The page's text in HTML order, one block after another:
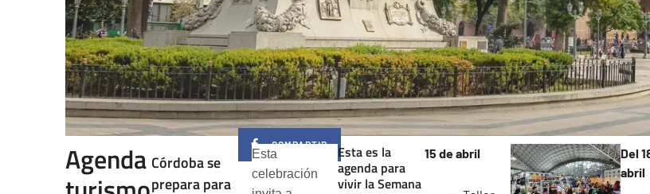
Agenda Córdoba se
prepara para
COMPARTIR
Esta
celebración
Esta es la
agenda para
vivir la Semana
15 de abril
Del
abril